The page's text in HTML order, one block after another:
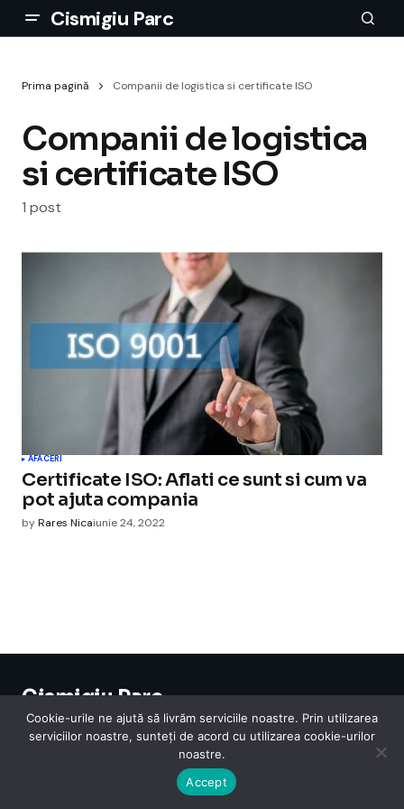
Cismigiu Parc
Prima pagină Companii de logistica si certificate ISO
Companii de logistica
si certificate ISO
1 post
AFACERI
Certificate ISO: Aflati ce sunt si cum va
pot ajuta compania
byRares Nicaiunie 24, 2022
Cismigiu Parc
© 2024 CismigiuParc. All Rights Reserved.
Internet Legislatie Medical Moda Sarbatori Telefoane
Cookie-urile ne ajută să livrăm serviciile noastre. Prin utilizarea
serviciilor noastre, sunteți de acord cu utilizarea cookie-urilor
noastre.
Accept